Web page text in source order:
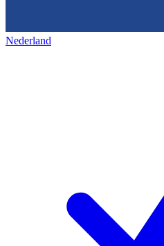
Nederland